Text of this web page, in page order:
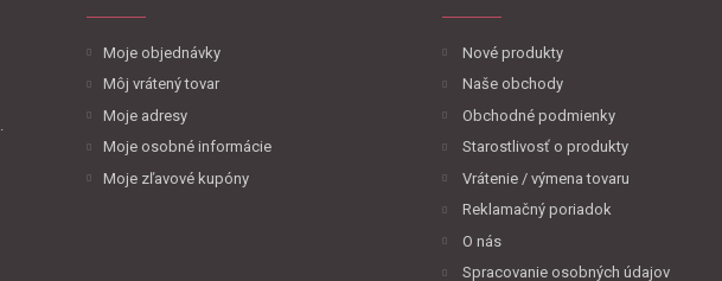
Moje objednávky
Môj vrátený tovar
Moje adresy
Moje osobné informácie
Moje zľavové kupóny
Nové produkty
Naše obchody
Obchodné podmienky
Starostlivosť o produkty
Vrátenie / výmena tovaru
Reklamačný poriadok
O nás
Spracovanie osobných údajov